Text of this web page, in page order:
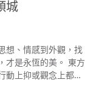
LifeMag 中國
新聞網 台灣痞客邦
的
厘米及40厘米二個
些版畫都很漂亮，如
蘇蘇還發現一些很可
Campana 創作的
的地毯和鏡子，以
就是最開心的事。
的，大家都不約而同
煲澳門幣$268，炭
數還有炭爐火鍋的店
葛、枝竹、馬蹄和秘
和炭香的味道，真是
以只有地下是開放
樂的氣氛，店面設計
那些木櫃的製作材
採光感的Led燈襯托
然氣色，十分舒服。
七彩繽紛的禮物盒，
了一系列每日由人手
無酒精麝香香檳Le
用餐都不忘點一杯
和茉莉花的清新花
層次感，亦有餘
準備給客人享用，
後面的菜式。 每一
迎小食給到來的客
城
想、情感到外觀，找
才是永恆的美。 東方
動上抑或觀念上都被